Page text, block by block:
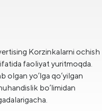
Korzinkalarni ochish
faoliyat yuritmoqda.
olgan yo’lga qo’yilgan
bo’limidan